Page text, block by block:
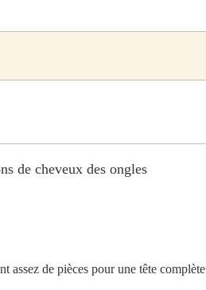
de cheveux des ongles
assez de pièces pour une tête complète